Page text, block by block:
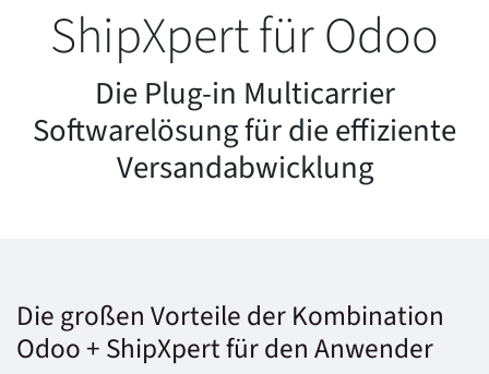
ShipXpert für Odoo
Die Plug-in Multicarrier
Softwarelösung für die effiziente
Versandabwicklung
Die großen Vorteile der Kombination
Odoo + ShipXpert für den Anwender